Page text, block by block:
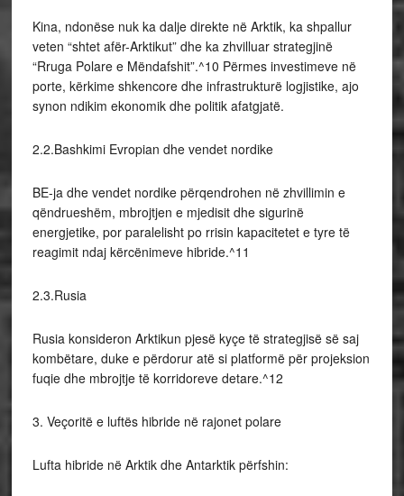
Kina, ndonëse nuk ka dalje direkte në Arktik, ka shpallur
veten “shtet afër-Arktikut” dhe ka zhvilluar strategjinë
“Rruga Polare e Mëndafshit”.^10 Përmes investimeve në
porte, kërkime shkencore dhe infrastrukturë logjistike, ajo
synon ndikim ekonomik dhe politik afatgjatë.
2.2.Bashkimi Evropian dhe vendet nordike
BE-ja dhe vendet nordike përqendrohen në zhvillimin e
qëndrueshëm, mbrojtjen e mjedisit dhe sigurinë
energjetike, por paralelisht po rrisin kapacitetet e tyre të
reagimit ndaj kërcënimeve hibride.^11
2.3.Rusia
Rusia konsideron Arktikun pjesë kyçe të strategjisë së saj
kombëtare, duke e përdorur atë si platformë për projeksion
fuqie dhe mbrojtje të korridoreve detare.^12
3. Veçoritë e luftës hibride në rajonet polare
Lufta hibride në Arktik dhe Antarktik përfshin: